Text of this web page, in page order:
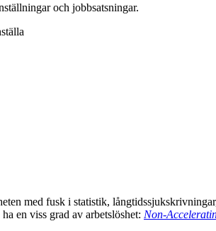
och jobbsatsningar.
med fusk i statistik,
en viss grad av arbetslöshet: Non-